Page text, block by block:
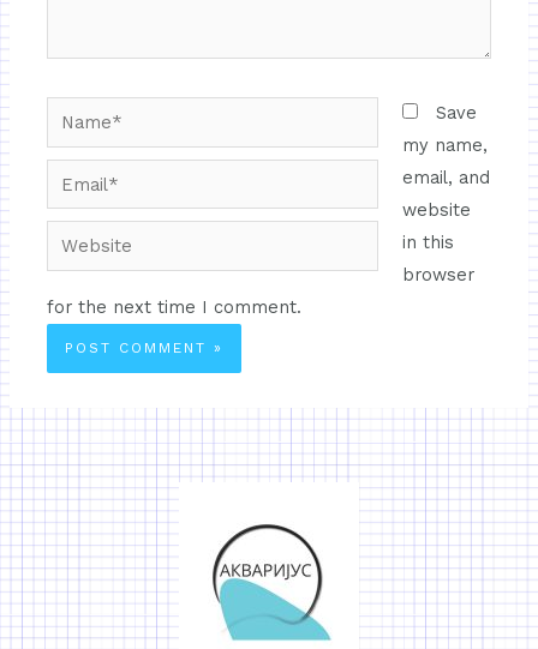
Save
my name,
email, and
website
in this
browser
for the next time I comment.